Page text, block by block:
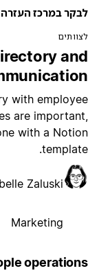
במרכז העזרה
directory
with
are
one with a
Anabelle Zaluski
Marketing
People